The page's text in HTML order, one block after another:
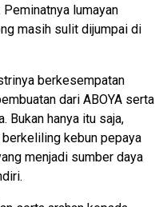
Peminatnya lumayan
masih sulit dijumpai di
berkesempatan
dari ABOYA serta
Bukan hanya itu saja,
berkeliling kebun pepaya
menjadi sumber daya